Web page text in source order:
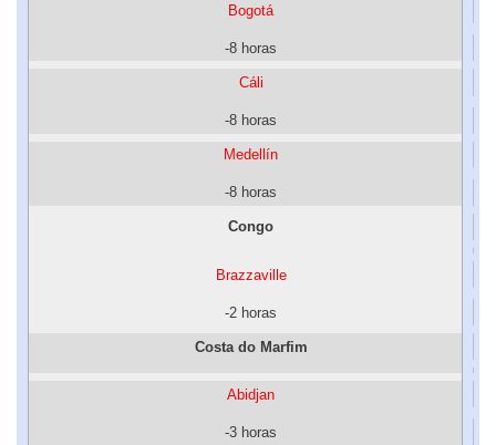
Bogotá
-8 horas
Cáli
-8 horas
Medellín
-8 horas
Congo
Brazzaville
-2 horas
Costa do Marfim
Abidjan
-3 horas